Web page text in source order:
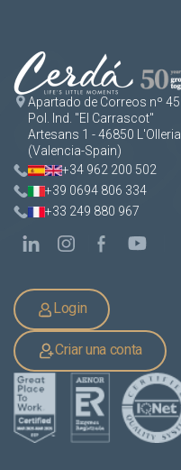
Apartado de Correos nº 45
Pol. Ind. "El Carrascot"
Artesans 1 - 46850 L'Olleria
(Valencia-Spain)
+34 962 200 502
+39 0694 806 334
+33 249 880 967
Login
Criar una conta